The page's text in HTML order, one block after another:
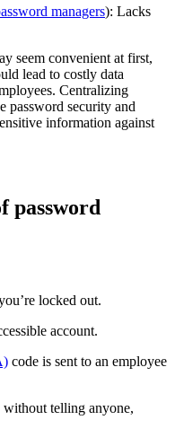
managers): Lacks
seem convenient at first,
lead to costly data
Centralizing
password security and
information against
password
locked out.
account.
code is sent to an employee
without telling anyone,